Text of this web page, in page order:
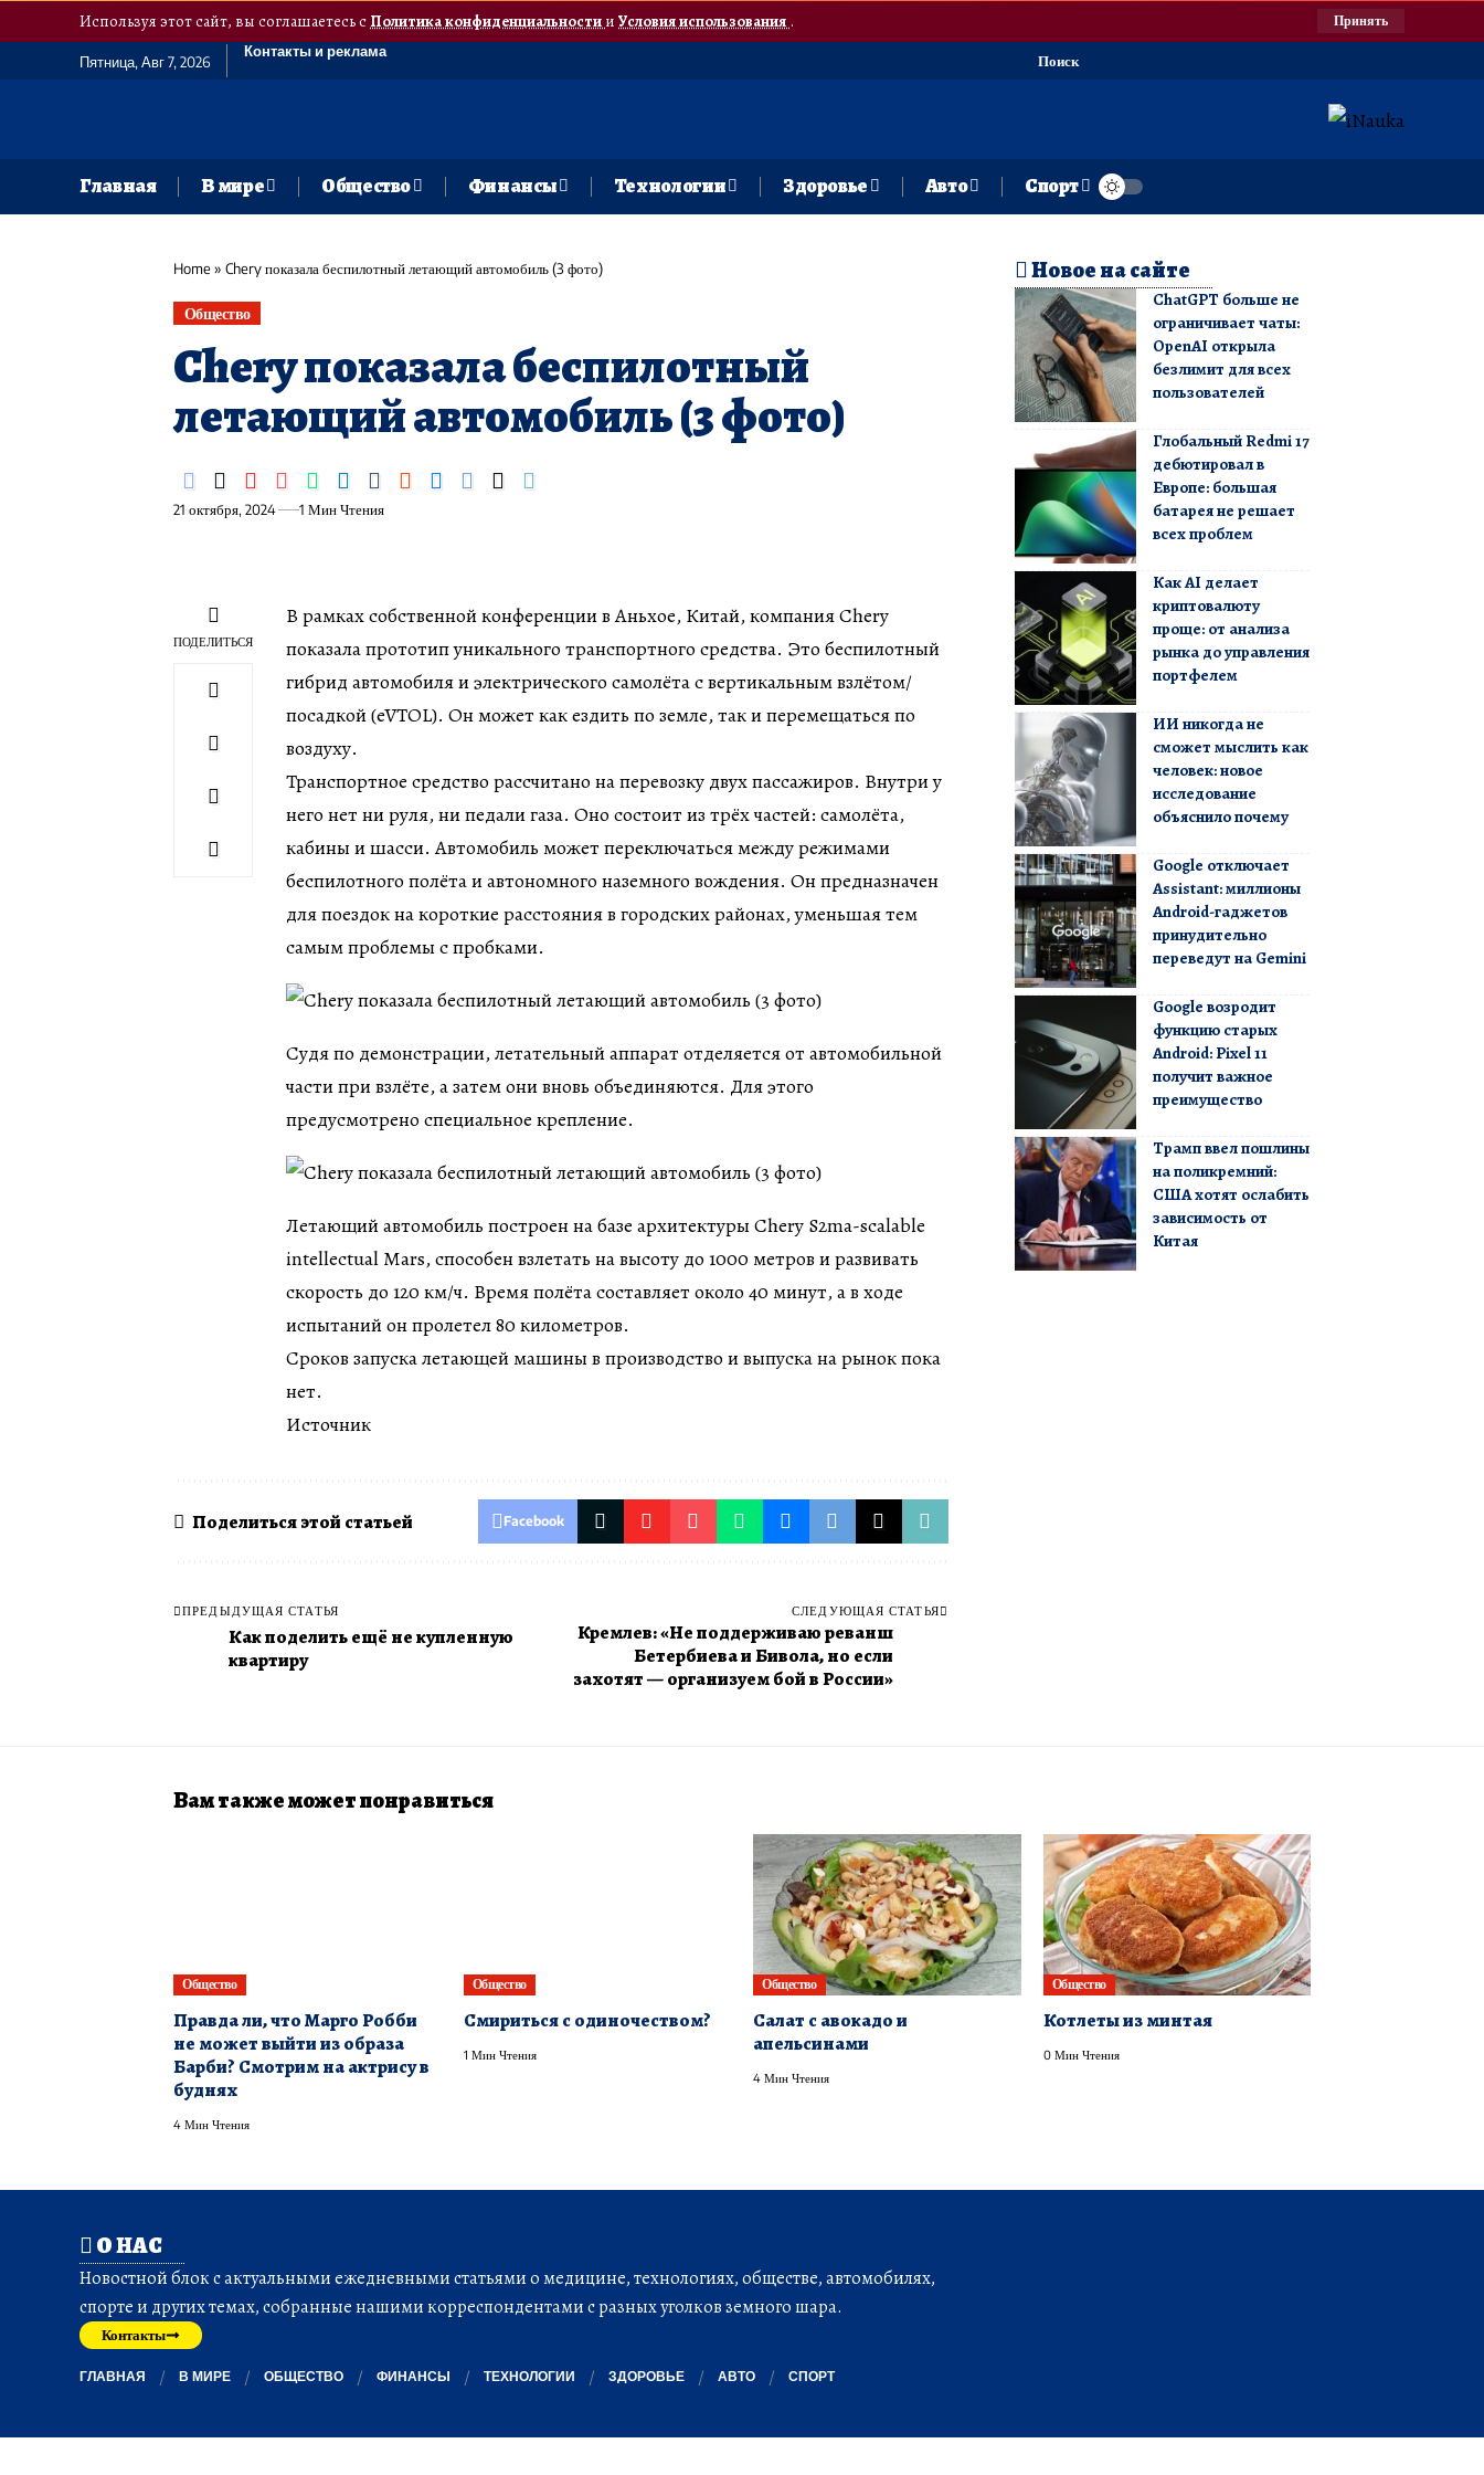
Используя этот сайт, вы соглашаетесь сПолитика конфиденциальностии Условия использования. Принять
Пятница, Авг 7, 2026
Контакты и реклама
Поиск
Главная В мире Общество Финансы Технологии Здоровье Авто Спорт
Home» Chery показала беспилотный летающий автомобиль (3 фото)
Общество
Chery показала беспилотный
летающий автомобиль (3 фото)
21 октября, 2024 1 Мин Чтения
ПОДЕЛИТЬСЯ
В рамках собственной конференции в Аньхое, Китай, компания Chery
показала прототип уникального транспортного средства. Это беспилотный
гибрид автомобиля и электрического самолёта с вертикальным взлётом/
посадкой (eVTOL). Он может как ездить по земле, так и перемещаться по
воздуху.
Транспортное средство рассчитано на перевозку двух пассажиров. Внутри у
него нет ни руля, ни педали газа. Оно состоит из трёх частей: самолёта,
кабины и шасси. Автомобиль может переключаться между режимами
беспилотного полёта и автономного наземного вождения. Он предназначен
для поездок на короткие расстояния в городских районах, уменьшая тем
самым проблемы с пробками.
Судя по демонстрации, летательный аппарат отделяется от автомобильной
части при взлёте, а затем они вновь объединяются. Для этого
предусмотрено специальное крепление.
Летающий автомобиль построен на базе архитектуры Chery S2ma-scalable
intellectual Mars, способен взлетать на высоту до 1000 метров и развивать
скорость до 120 км/ч. Время полёта составляет около 40 минут, а в ходе
испытаний он пролетел 80 километров.
Сроков запуска летающей машины в производство и выпуска на рынок пока
нет.
Источник
Поделиться этой статьей Facebook
ПРЕДЫДУЩАЯ СТАТЬЯ
Как поделить ещё не купленную
квартиру
СЛЕДУЮЩАЯ СТАТЬЯ
Кремлев: «Не поддерживаю реванш
Бетербиева и Бивола, но если
захотят — организуем бой в России»
Новое на сайте
ChatGPT больше не
ограничивает чаты:
OpenAI открыла
безлимит для всех
пользователей
Глобальный Redmi 17
дебютировал в
Европе: большая
батарея не решает
всех проблем
Как AI делает
криптовалюту
проще: от анализа
рынка до управления
портфелем
ИИ никогда не
сможет мыслить как
человек: новое
исследование
объяснило почему
Google отключает
Assistant: миллионы
Android-гаджетов
принудительно
переведут на Gemini
Google возродит
функцию старых
Android: Pixel 11
получит важное
преимущество
Трамп ввел пошлины
на поликремний:
США хотят ослабить
зависимость от
Китая
Вам также может понравиться
Общество
Правда ли, что Марго Робби
не может выйти из образа
Барби? Смотрим на актрису в
буднях
4 Мин Чтения
Общество
Смириться с одиночеством?
1 Мин Чтения
Общество
Салат с авокадо и
апельсинами
4 Мин Чтения
Общество
Котлеты из минтая
0 Мин Чтения
О НАС
Новостной блок с актуальными ежедневными статьями о медицине, технологиях, обществе, автомобилях,
спорте и других темах, собранные нашими корреспондентами с разных уголков земного шара.
Контакты
ГЛАВНАЯ В МИРЕ ОБЩЕСТВО ФИНАНСЫ ТЕХНОЛОГИИ ЗДОРОВЬЕ АВТО СПОРТ